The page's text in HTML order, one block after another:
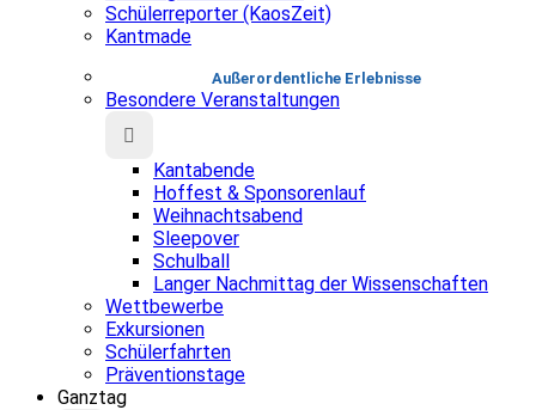
Schülerreporter (KaosZeit)
Kantmade
Au­ßer­or­dent­liche Erlebnisse
Besondere Veranstaltungen
Kantabende
Hoffest & Sponsorenlauf
Weihnachtsabend
Sleepover
Schulball
Langer Nachmittag der Wissenschaften
Wettbewerbe
Exkursionen
Schülerfahrten
Präventionstage
Ganztag